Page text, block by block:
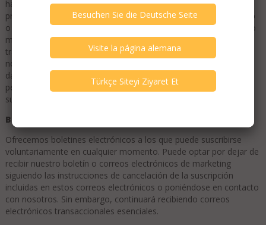
hacer cumplir esta Política instruyendo a sus hijos a no
proporcionar Información Personal a través de nuestro Sitio web
o Servicio sin su permiso. Si tiene motivos para creer que un niño
menor de 13 años ha proporcionado Información Personal a
través de nuestro Sitio web o Servicio, póngase en contacto con
nosotros. Además, debe tener al menos 16 años de edad para
dar su consentimiento para el procesamiento de sus datos
personales en su país (en algunos países podemos permitir que
su padre o tutor lo haga en su nombre).
Boletines
Ofrecemos boletines electrónicos a los que puede suscribirse
voluntariamente en cualquier momento. Puede optar por dejar de
recibir nuestro boletín o correos electrónicos de marketing
siguiendo las instrucciones de cancelación de la suscripción
incluidas en estos correos electrónicos o poniéndose en contacto
con nosotros. Sin embargo, continuará recibiendo correos
electrónicos transaccionales esenciales.